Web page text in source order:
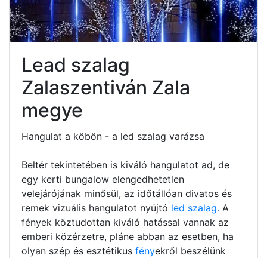
Lead szalag
Zalaszentiván Zala
megye
Hangulat a köbön - a led szalag varázsa
Beltér tekintetében is kiváló hangulatot ad, de
egy kerti bungalow elengedhetetlen
velejárójának minősül, az időtállóan divatos és
remek vizuális hangulatot nyújtó led szalag. A
fények köztudottan kiváló hatással vannak az
emberi közérzetre, pláne abban az esetben, ha
olyan szép és esztétikus fényekről beszélünk